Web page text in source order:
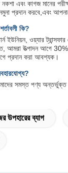
এবং কাগজ মানের
প্রদান করবে,এবং
কি?
ইউনিয়ন, ওয়্যার
আমরা উত্পাদন আগে
প্রদান করা আবশ্যক।
সমস্ত পণ্য অন্তর্ভুক্ত
উপহারের ব্যাগ